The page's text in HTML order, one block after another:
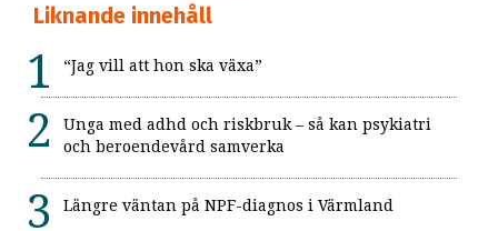
Liknande innehåll
“Jag vill att hon ska växa”
Unga med adhd och riskbruk – så kan psykiatri
och beroendevård samverka
Längre väntan på NPF-diagnos i Värmland